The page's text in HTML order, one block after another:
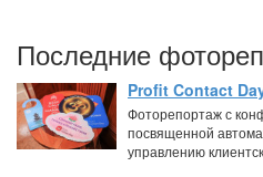
Последние
Profit Contact
Фоторепортаж с
посвященной
управлению